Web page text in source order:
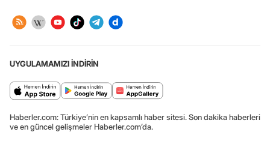
UYGULAMAMIZI İNDİRİN
Haberler.com: Türkiye’nin en kapsamlı haber sitesi. Son dakika haberleri
ve en güncel gelişmeler Haberler.com’da.